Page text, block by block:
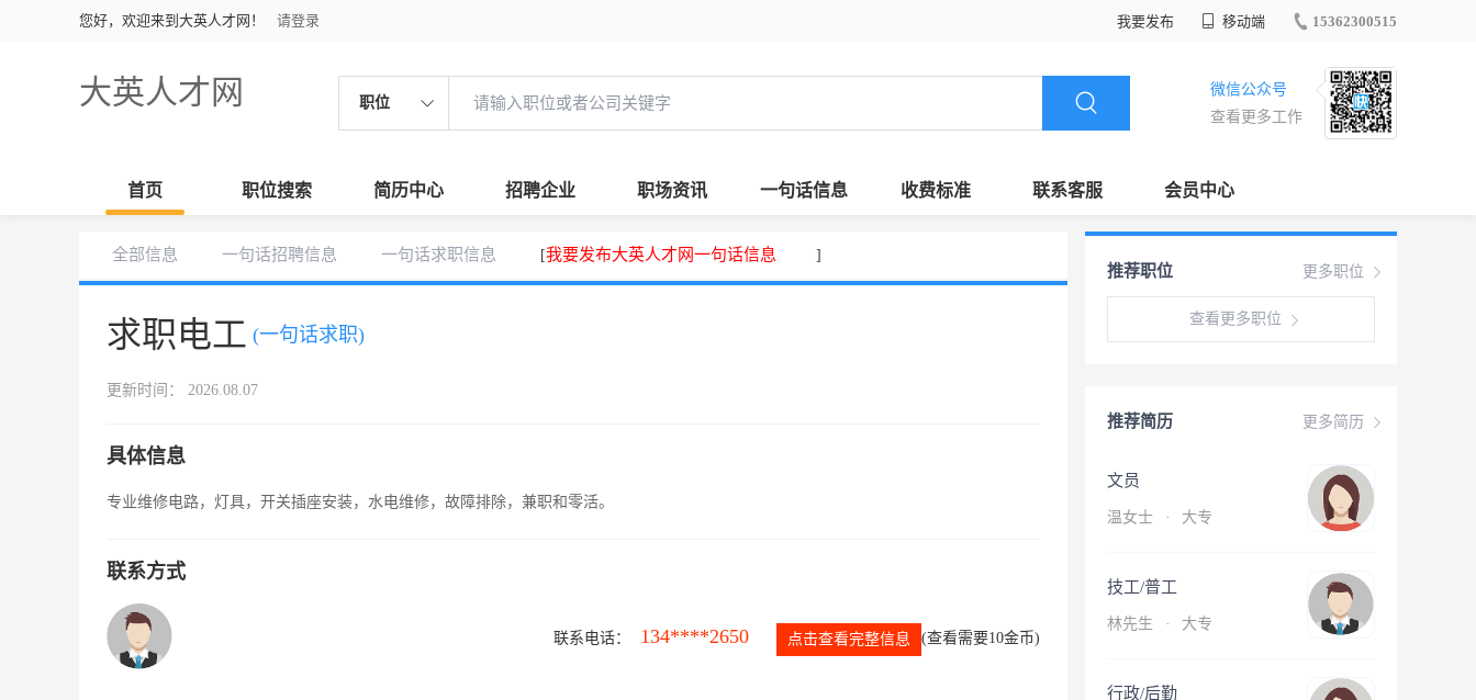
您好，欢迎来到大英人才网！ 请登录 我要发布 移动端 15362300515
大英人才网 职位
微信公众号
查看更多工作
首页 职位搜索 简历中心 招聘企业 职场资讯 一句话信息 收费标准 联系客服 会员中心
全部信息 一句话招聘信息 一句话求职信息 [我要发布大英人才网一句话信息 ]
求职电工 (一句话求职)
更新时间： 2026.08.07
具体信息
专业维修电路，灯具，开关插座安装，水电维修，故障排除，兼职和零活。
联系方式
联系电话： 134****2650 点击查看完整信息 (查看需要10金币)
更多职位
推荐职位
查看更多职位
更多简历
推荐简历
文员
温女士 · 大专
技工/普工
林先生 · 大专
行政/后勤